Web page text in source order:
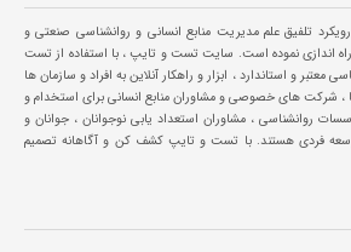
تلفیق علم مدیریت منابع انسانی و روانشناسی صنعتی و
اندازی نموده است. سایت تست و تایپ ، با استفاده از تست
و استاندارد ، ابزار و راهکار آنلاین به افراد و سازمان ها
، شرکت های خصوصی و مشاوران منابع انسانی برای استخدام و
روانشناسی ، مشاوران استعداد یابی نوجوانان ، جوانان و
فردی هستند. با تست و تایپ کشف کن و آگاهانه تصمیم